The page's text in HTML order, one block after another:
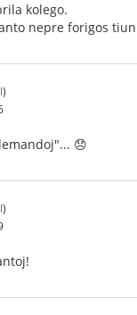
kolego.
nepre forigos
)
😞
)